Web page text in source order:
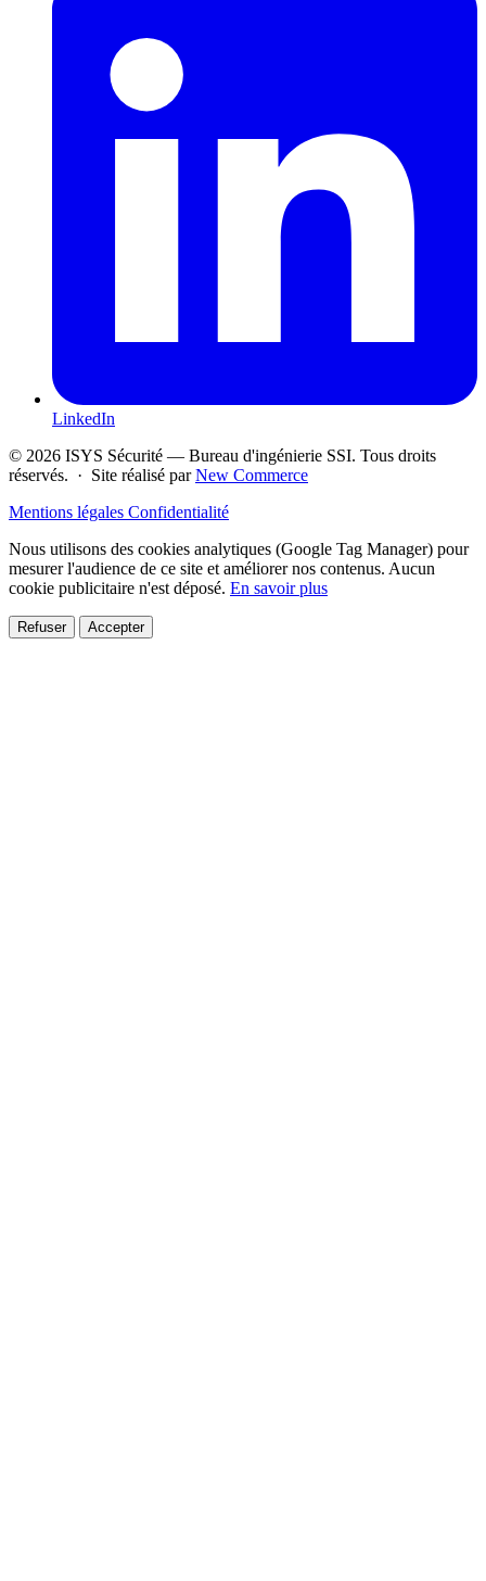
LinkedIn
© 2026 ISYS Sécurité — Bureau d'ingénierie SSI. Tous droits
réservés. · Site réalisé parNew Commerce
Mentions légales Confidentialité
Nous utilisons des cookies analytiques (Google Tag Manager) pour
mesurer l'audience de ce site et améliorer nos contenus. Aucun
cookie publicitaire n'est déposé. En savoir plus
Refuser Accepter